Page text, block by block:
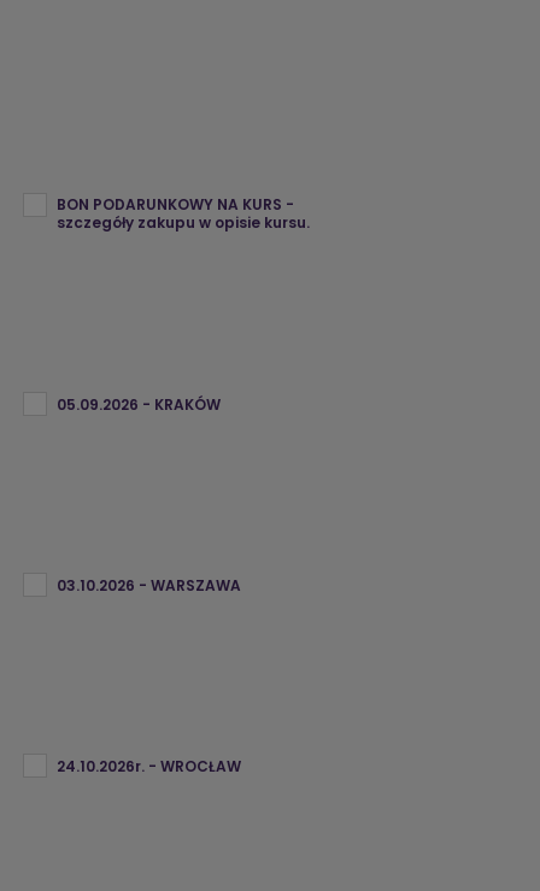
BON PODARUNKOWY NA KURS -
szczegóły zakupu w opisie kursu.
05.09.2026 - KRAKÓW
03.10.2026 - WARSZAWA
24.10.2026r. - WROCŁAW